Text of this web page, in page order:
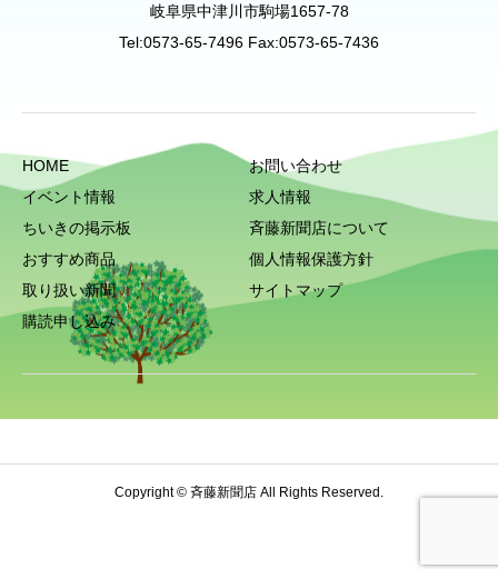
岐阜県中津川市駒場1657-78
Tel:0573-65-7496 Fax:0573-65-7436
HOME
イベント情報
ちいきの掲示板
おすすめ商品
取り扱い新聞
購読申し込み
お問い合わせ
求人情報
斉藤新聞店について
個人情報保護方針
サイトマップ
Copyright © 斉藤新聞店 All Rights Reserved.
お問い合わせ